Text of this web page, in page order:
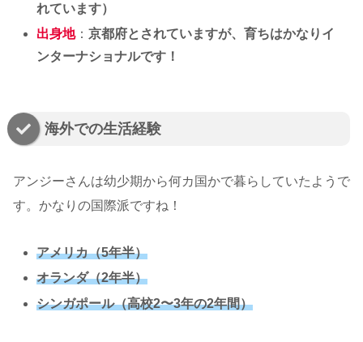
れています）
出身地：京都府とされていますが、育ちはかなりイ
ンターナショナルです！
海外での生活経験
アンジーさんは幼少期から何カ国かで暮らしていたようで
す。かなりの国際派ですね！
アメリカ（5年半）
オランダ（2年半）
シンガポール（高校2〜3年の2年間）